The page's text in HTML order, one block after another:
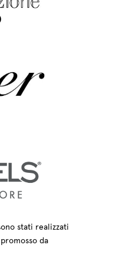
stati realizzati
da